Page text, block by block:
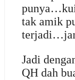
tak amik
Jadi
QH dah